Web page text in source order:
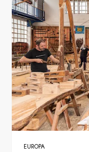
EUROPA